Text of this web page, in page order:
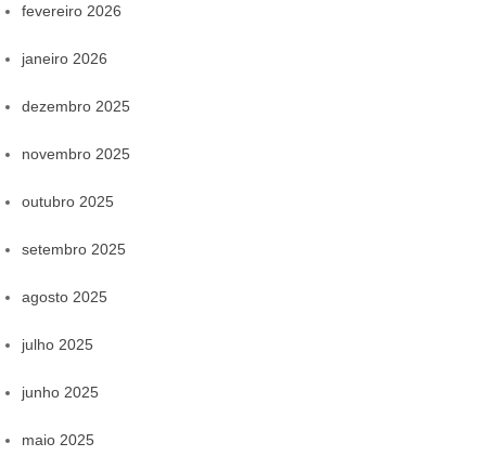
fevereiro 2026
janeiro 2026
dezembro 2025
novembro 2025
outubro 2025
setembro 2025
agosto 2025
julho 2025
junho 2025
maio 2025